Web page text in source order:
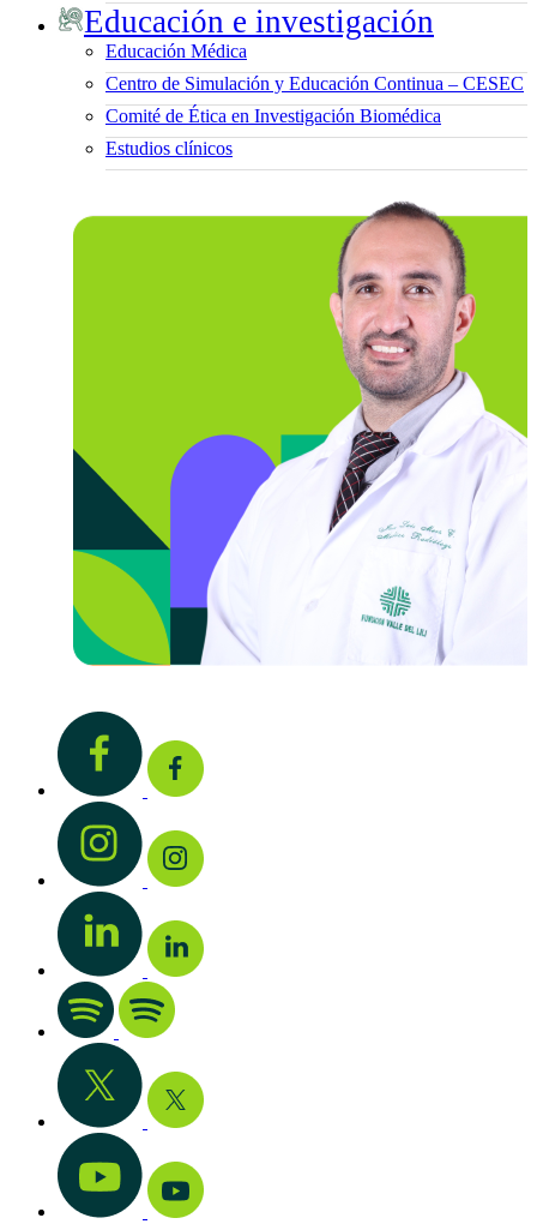
Educación e investigación
Educación Médica
Centro de Simulación y Educación Continua – CESEC
Comité de Ética en Investigación Biomédica
Estudios clínicos